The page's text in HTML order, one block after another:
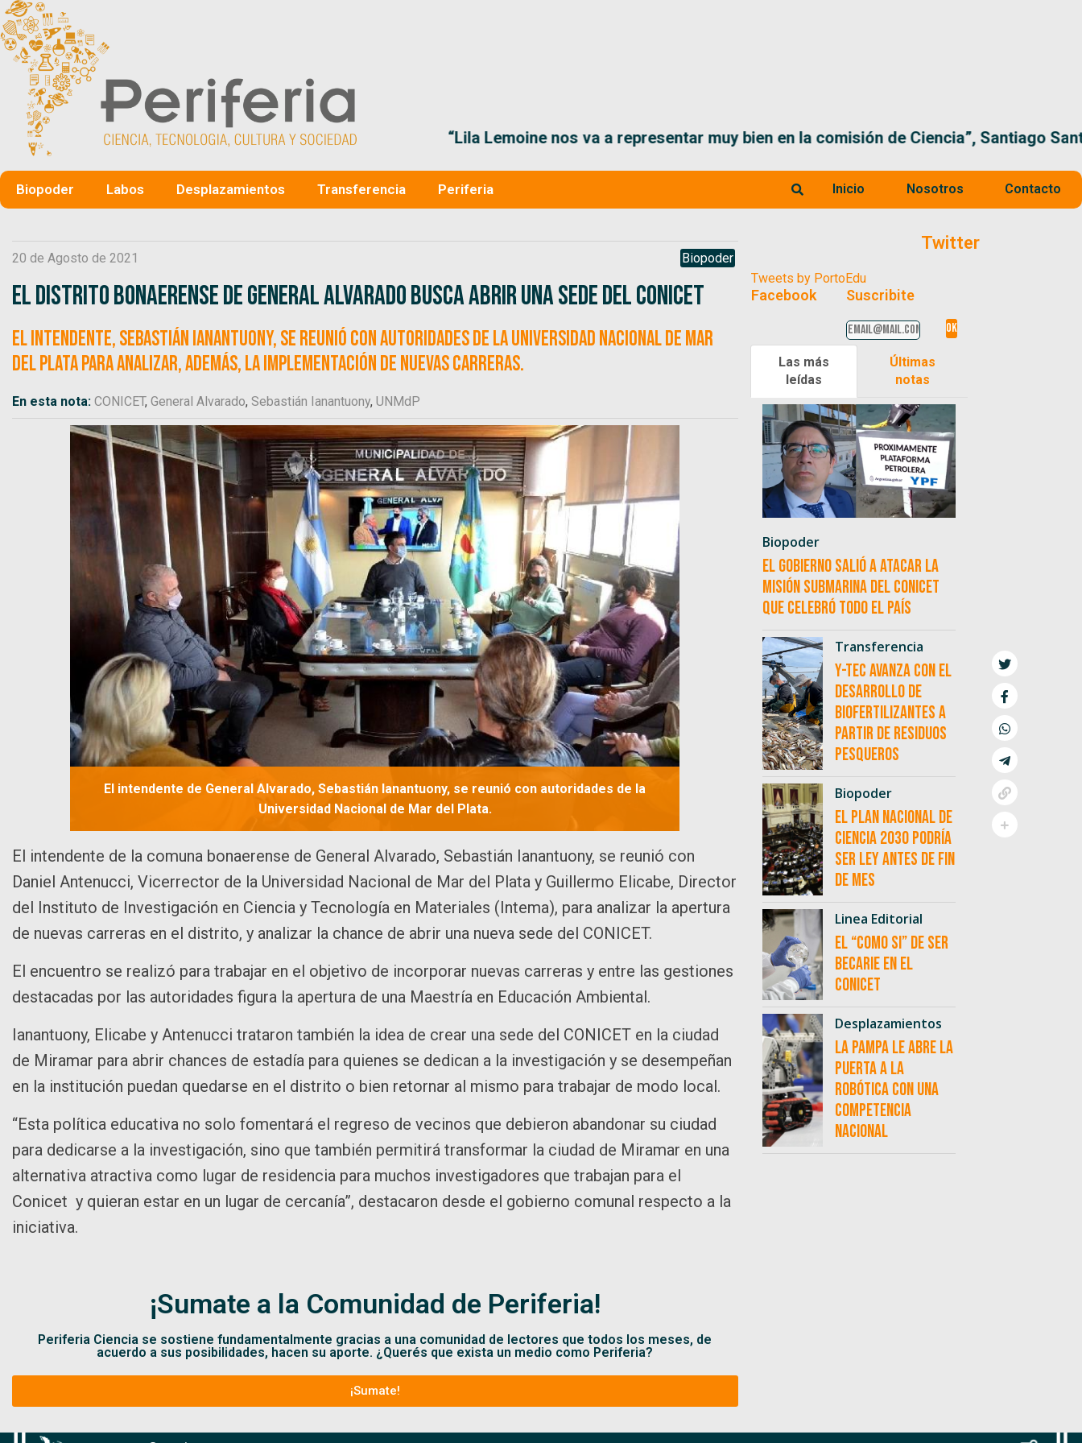
“Lila Lemoine nos va a representar muy bien en la comisión de Ciencia”, Santiago Santurio
Biopoder Labos Desplazamientos Transferencia Periferia Inicio Nosotros Contacto
20 de Agosto de 2021 Biopoder
El distrito bonaerense de General Alvarado busca abrir una sede del CONICET
El intendente, Sebastián Ianantuony, se reunió con autoridades de la Universidad Nacional de Mar
del Plata para analizar, además, la implementación de nuevas carreras.
En esta nota: CONICET, General Alvarado, Sebastián Ianantuony, UNMdP
El intendente de General Alvarado, Sebastián Ianantuony, se reunió con autoridades de la
Universidad Nacional de Mar del Plata.
El intendente de la comuna bonaerense de General Alvarado, Sebastián Ianantuony, se reunió con
Daniel Antenucci, Vicerrector de la Universidad Nacional de Mar del Plata y Guillermo Elicabe, Director
del Instituto de Investigación en Ciencia y Tecnología en Materiales (Intema), para analizar la apertura
de nuevas carreras en el distrito, y analizar la chance de abrir una nueva sede del CONICET.
El encuentro se realizó para trabajar en el objetivo de incorporar nuevas carreras y entre las gestiones
destacadas por las autoridades figura la apertura de una Maestría en Educación Ambiental.
Ianantuony, Elicabe y Antenucci trataron también la idea de crear una sede del CONICET en la ciudad
de Miramar para abrir chances de estadía para quienes se dedican a la investigación y se desempeñan
en la institución puedan quedarse en el distrito o bien retornar al mismo para trabajar de modo local.
“Esta política educativa no solo fomentará el regreso de vecinos que debieron abandonar su ciudad
para dedicarse a la investigación, sino que también permitirá transformar la ciudad de Miramar en una
alternativa atractiva como lugar de residencia para muchos investigadores que trabajan para el
Conicet y quieran estar en un lugar de cercanía”, destacaron desde el gobierno comunal respecto a la
iniciativa.
¡Sumate a la Comunidad de Periferia!
Periferia Ciencia se sostiene fundamentalmente gracias a una comunidad de lectores que todos los meses, de
acuerdo a sus posibilidades, hacen su aporte. ¿Querés que exista un medio como Periferia?
¡Sumate!
Twitter
Tweets by PortoEdu
Facebook Suscribite
Las más
leídas
Últimas
notas
Biopoder
El Gobierno salió a atacar la
misión submarina del CONICET
que celebró todo el país
Transferencia
Y-TEC avanza con el
desarrollo de
biofertilizantes a
partir de residuos
pesqueros
Biopoder
El Plan Nacional de
Ciencia 2030 podría
ser ley antes de fin
de mes
Linea Editorial
El “como si” de ser
becarie en el
CONICET
Desplazamientos
La Pampa le abre la
puerta a la
robótica con una
competencia
nacional